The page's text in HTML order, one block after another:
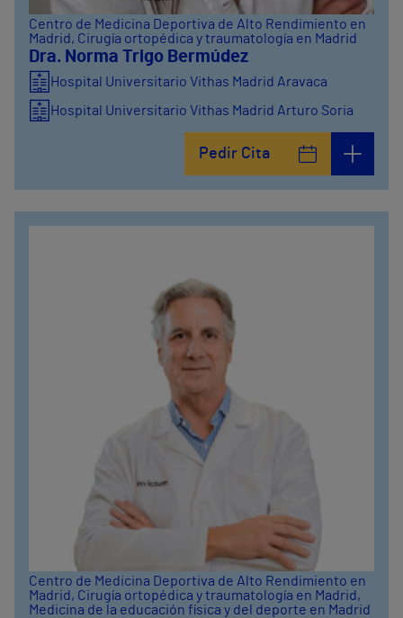
Centro de Medicina Deportiva de Alto Rendimiento en
Madrid, Cirugía ortopédica y traumatología en Madrid
Dra. Norma Trigo Bermúdez
Hospital Universitario Vithas Madrid Aravaca
Hospital Universitario Vithas Madrid Arturo Soria
Pedir Cita
Centro de Medicina Deportiva de Alto Rendimiento en
Madrid, Cirugía ortopédica y traumatología en Madrid,
Medicina de la educación física y del deporte en Madrid